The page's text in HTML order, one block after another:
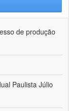
de produção
Paulista Júlio